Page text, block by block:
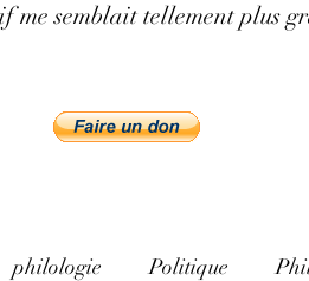
semblait tellement plus
philologie Politique